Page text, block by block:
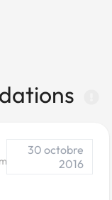
30 octobre
2016